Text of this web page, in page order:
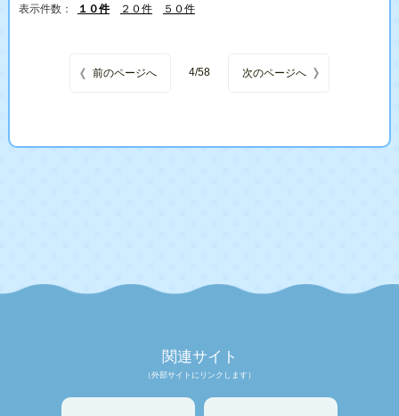
表示件数：
投稿ナビゲーション
前のページへ 4/58 次のページへ
関連サイト
（外部サイトにリンクします）